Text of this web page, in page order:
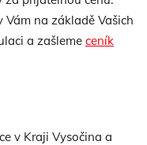
na základě Vašich
a zašleme ceník
v Kraji Vysočina a